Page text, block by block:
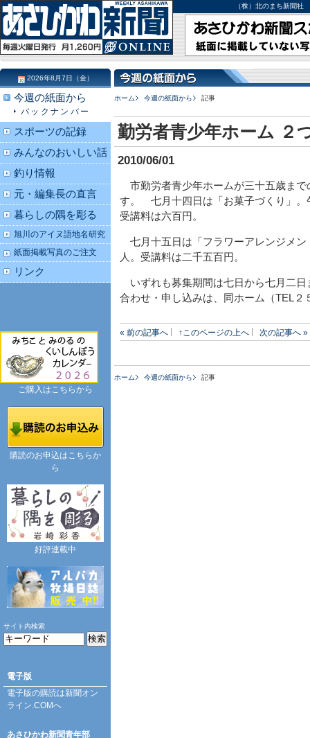
（株）北のまち新聞
ホーム 今週の紙面から 記事
勤労者青少年ホーム ２
2010/06/01
市勤労者青少年ホームが三十五歳まで
す。 七月十四日は「お菓子づくり」。
受講料は六百円。
七月十五日は「フラワーアレンジメ
人。受講料は二千五百円。
いずれも募集期間は七日から七月二日
合わせ・申し込みは、同ホーム（TEL
« 前の記事へ ↑このページの上へ 次の記事へ »
ホーム 今週の紙面から 記事
2026年8月7日（金）
今週の紙面から
バックナンバー
スポーツの記録
みんなのおいしい話
釣り情報
元・編集長の直言
暮らしの隅を彫る
旭川のアイヌ語地名研究
紙面掲載写真のご注文
リンク
ご購入はこちらから
購読のお申込はこちらか
ら
好評連載中
サイト内検索
電子版
電子版の購読は新聞オン
ライン.COMへ
あさひかわ新聞青年部